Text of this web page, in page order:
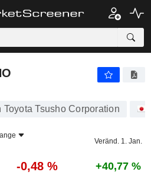
Tsusho Corporation
Veränd. 1. Jan.
-0,48 % +40,77 %